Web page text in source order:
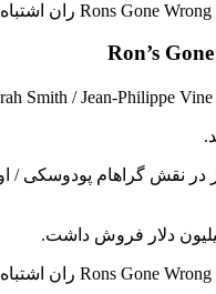
نقش گراهام پودوسکی /